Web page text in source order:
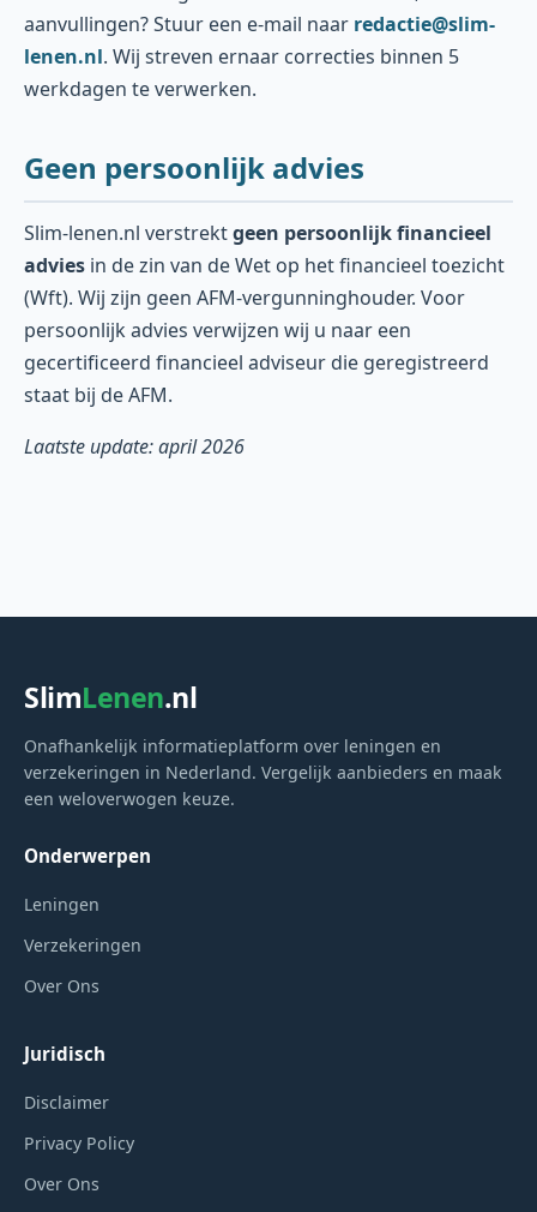
aanvullingen? Stuur een e-mail naar redactie@slim-
lenen.nl. Wij streven ernaar correcties binnen 5
werkdagen te verwerken.
Geen persoonlijk advies
Slim-lenen.nl verstrektgeen persoonlijk financieel
advies in de zin van de Wet op het financieel toezicht
(Wft). Wij zijn geen AFM-vergunninghouder. Voor
persoonlijk advies verwijzen wij u naar een
gecertificeerd financieel adviseur die geregistreerd
staat bij de AFM.
Laatste update: april 2026
SlimLenen.nl
Onafhankelijk informatieplatform over leningen en
verzekeringen in Nederland. Vergelijk aanbieders en maak
een weloverwogen keuze.
Onderwerpen
Leningen
Verzekeringen
Over Ons
Juridisch
Disclaimer
Privacy Policy
Over Ons